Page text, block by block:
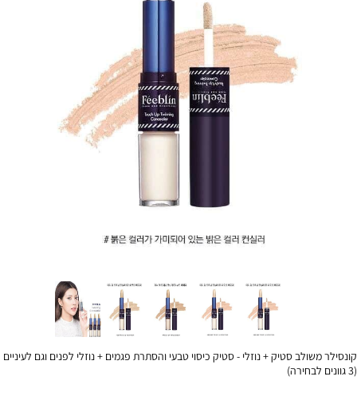
קונסילר משולב סטיק + נוזלי - סטיק כיסוי טבעי והסתרת פגמים + נוזלי לפנים וגם לעיניים
(3 גוונים לבחירה)